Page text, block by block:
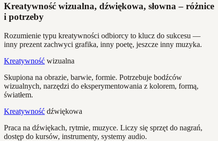
Kreatywność wizualna, dźwiękowa, słowna – różnice
i potrzeby
Rozumienie typu kreatywności odbiorcy to klucz do sukcesu —
inny prezent zachwyci grafika, inny poetę, jeszcze inny muzyka.
Kreatywność wizualna
Skupiona na obrazie, barwie, formie. Potrzebuje bodźców
wizualnych, narzędzi do eksperymentowania z kolorem, formą,
światłem.
Kreatywność dźwiękowa
Praca na dźwiękach, rytmie, muzyce. Liczy się sprzęt do nagrań,
dostęp do kursów, instrumenty, systemy audio.